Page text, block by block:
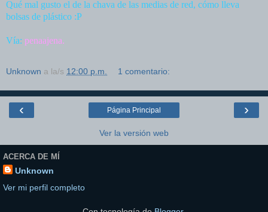
Qué mal gusto el de la chava de las medias de red, cómo lleva
bolsas de plástico :P
Vía: penaajena.
Unknown a la/s 12:00 p.m. 1 comentario:
‹ ›
Página Principal
Ver la versión web
ACERCA DE MÍ
Unknown
Ver mi perfil completo